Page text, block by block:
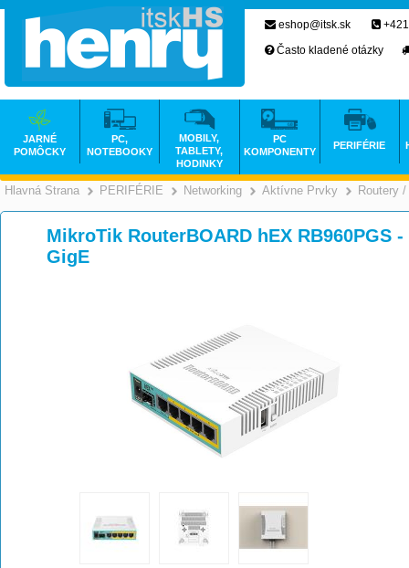
Hlavná Strana >
PERIFÉRIE >
Networking >
Aktívne Prvky Routery
MikroTik RouterBOARD hEX RB960PGS
GigE
eshop@itsk.sk
Často kladené otázky
JARNÉ
POMÔCKY
PC,
NOTEBOOKY
MOBILY,
TABLETY,
HODINKY
PC
KOMPONENTY
PERIFÉRIE